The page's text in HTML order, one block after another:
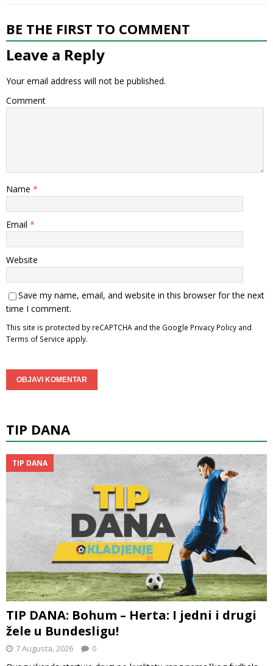
BE THE FIRST TO COMMENT
Leave a Reply
Your email address will not be published.
Comment
Name *
Email *
Website
Save my name, email, and website in this browser for the next
time I comment.
This site is protected by reCAPTCHA and the Google Privacy Policy and
Terms of Service apply.
TIP DANA
TIP DANA
TIP DANA: Bohum – Herta: I jedni i drugi
žele u Bundesligu!
7 Augusta, 2026 0